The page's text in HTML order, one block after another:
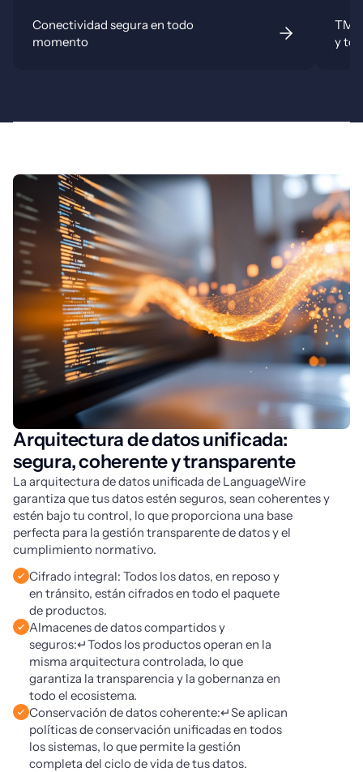
Conectividad segura en todo
momento
y
Arquitectura de datos unificada:
segura, coherente y transparente
La arquitectura de datos unificada de LanguageWire
garantiza que tus datos estén seguros, sean coherentes y
estén bajo tu control, lo que proporciona una base
perfecta para la gestión transparente de datos y el
cumplimiento normativo.
Cifrado integral: Todos los datos, en reposo y
en tránsito, están cifrados en todo el paquete
de productos.
Almacenes de datos compartidos y
seguros:↵Todos los productos operan en la
misma arquitectura controlada, lo que
garantiza la transparencia y la gobernanza en
todo el ecosistema.
Conservación de datos coherente:↵Se aplican
políticas de conservación unificadas en todos
los sistemas, lo que permite la gestión
completa del ciclo de vida de tus datos.